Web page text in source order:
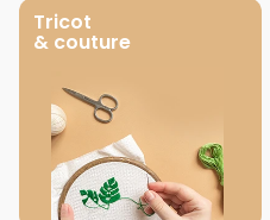
Tricot
& couture